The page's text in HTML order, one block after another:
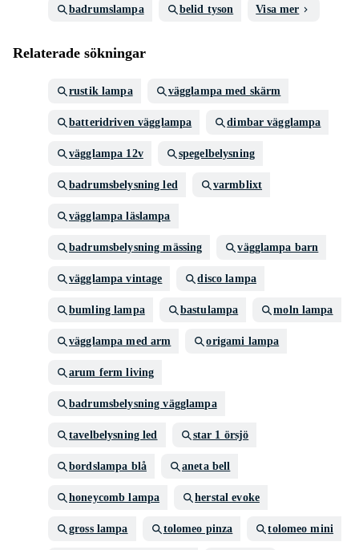
badrumslampa belid tyson Visa mer
Relaterade sökningar
rustik lampa vägglampa med skärm
batteridriven vägglampa dimbar vägglampa
vägglampa 12v spegelbelysning
badrumsbelysning led varmblixt
vägglampa läslampa
badrumsbelysning mässing vägglampa barn
vägglampa vintage disco lampa
bumling lampa bastulampa moln lampa
vägglampa med arm origami lampa
arum ferm living
badrumsbelysning vägglampa
tavelbelysning led star 1 örsjö
bordslampa blå aneta bell
honeycomb lampa herstal evoke
gross lampa tolomeo pinza tolomeo mini